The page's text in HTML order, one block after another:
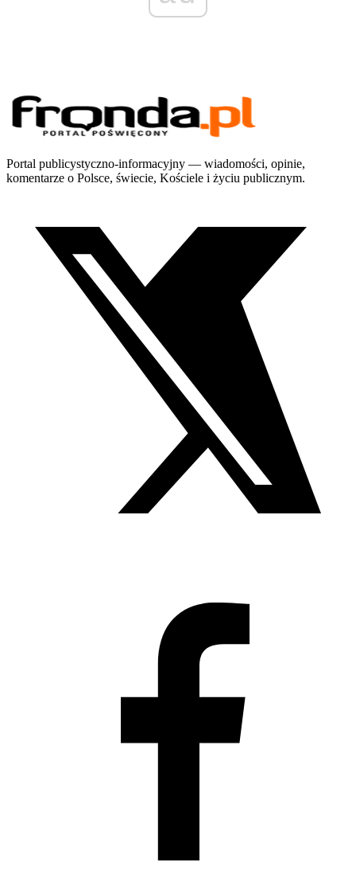
Portal publicystyczno-informacyjny — wiadomości, opinie,
komentarze o Polsce, świecie, Kościele i życiu publicznym.